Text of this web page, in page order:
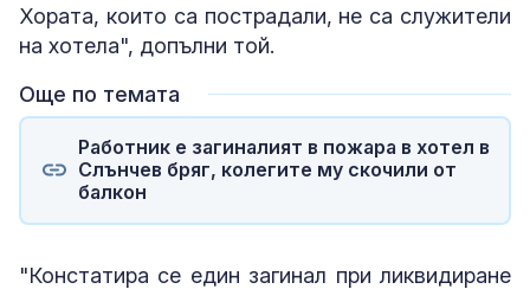
Хората, които са пострадали, не са служители
на хотела", допълни той.
Още по темата
Работник е загиналият в пожара в хотел в
Слънчев бряг, колегите му скочили от
балкон
"Констатира се един загинал при ликвидиране